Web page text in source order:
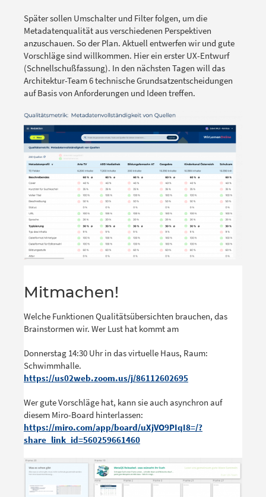
Später sollen Umschalter und Filter folgen, um die
Metadatenqualität aus verschiedenen Perspektiven
anzuschauen. So der Plan. Aktuell entwerfen wir und gute
Vorschläge sind willkommen. Hier ein erster UX-Entwurf
(Schnellschußfassung). In den nächsten Tagen will das
Architektur-Team 6 technische Grundsatzentscheidungen
auf Basis von Anforderungen und Ideen treffen.
Mitmachen!
Welche Funktionen Qualitätsübersichten brauchen, das
Brainstormen wir. Wer Lust hat kommt am
Donnerstag 14:30 Uhr in das virtuelle Haus, Raum:
Schwimmhalle.
https://us02web.zoom.us/j/86112602695
Wer gute Vorschläge hat, kann sie auch asynchron auf
diesem Miro-Board hinterlassen:
https://miro.com/app/board/uXjVO9PIqI8=/?
share_link_id=560259661460